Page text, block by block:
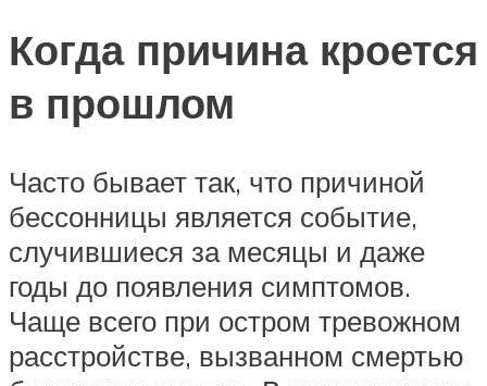
Когда причина кроется
в прошлом
Часто бывает так, что причиной
бессонницы является событие,
случившиеся за месяцы и даже
годы до появления симптомов.
Чаще всего при остром тревожном
расстройстве, вызванном смертью